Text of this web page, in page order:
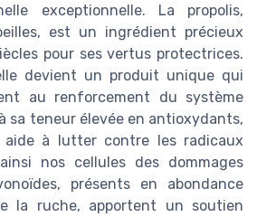
exceptionnelle. La propolis,
est un ingrédient précieux
pour ses vertus protectrices.
devient un produit unique qui
au renforcement du système
sa teneur élevée en antioxydants,
aide à lutter contre les radicaux
nos cellules des dommages
présents en abondance
la ruche, apportent un soutien